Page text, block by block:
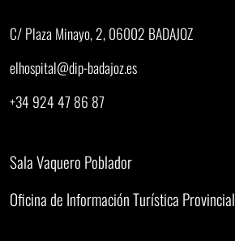
C/ Plaza Minayo, 2, 06002 BADAJOZ
elhospital@dip-badajoz.es
+34 924 47 86 87
Sala Vaquero Poblador
Oficina de Información Turística Provincial